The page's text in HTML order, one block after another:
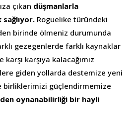
çıkan düşmanlarla
sağlıyor. Roguelike türündeki
birinde ölmeniz durumunda
gezegenlerde farklı kaynaklar
karşıya kalacağımız
giden yollarda destemize yeni
birliklerimizi güçlendirmemize
oynanabilirliği bir hayli